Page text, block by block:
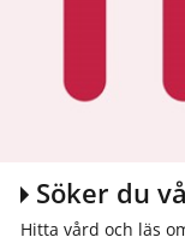
Söker du
Hitta vård och läs